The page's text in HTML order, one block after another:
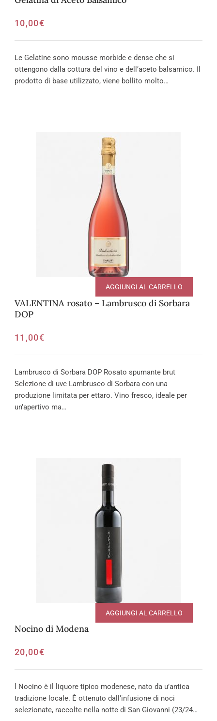
10,00€
Le Gelatine sono mousse morbide e dense che si
ottengono dalla cottura del vino e dell’aceto balsamico. Il
prodotto di base utilizzato, viene bollito molto…
VALENTINA rosato – Lambrusco di Sorbara
DOP
11,00€
AGGIUNGI AL CARRELLO
Lambrusco di Sorbara DOP Rosato spumante brut
Selezione di uve Lambrusco di Sorbara con una
produzione limitata per ettaro. Vino fresco, ideale per
un’apertivo ma…
Nocino di Modena
20,00€
AGGIUNGI AL CARRELLO
l Nocino è il liquore tipico modenese, nato da u’antica
tradizione locale. È ottenuto dall’infusione di noci
selezionate, raccolte nella notte di San Giovanni (23/24…